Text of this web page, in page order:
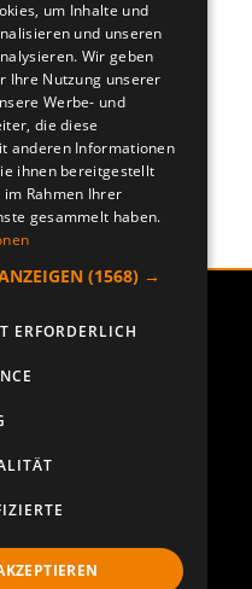
DEUTSCH
um Inhalte und
und unseren
Wir geben
Ihre Nutzung unserer
Werbe- und
die diese
anderen Informationen
ihnen bereitgestellt
Rahmen Ihrer
gesammelt haben.
(1568) →
ERFORDERLICH